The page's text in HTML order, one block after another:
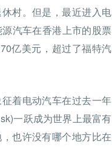
村。但是，最近进入电
汽车在香港上市的股票
亿美元，超过了福特汽
着电动汽车在过去一年
一跃成为世界上最富有
也许没有哪个地方比在